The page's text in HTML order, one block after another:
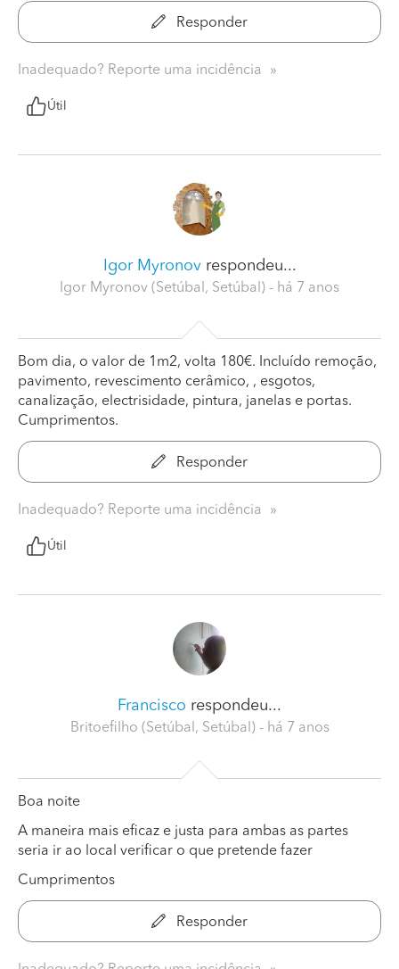
Responder
Inadequado? Reporte uma incidência
Útil
Igor Myronovrespondeu...
Igor Myronov (Setúbal, Setúbal) - há 7 anos
Bom dia, o valor de 1m2, volta 180€. Incluído remoção,
pavimento, revescimento cerâmico, , esgotos,
canalização, electrisidade, pintura, janelas e portas.
Cumprimentos.
Responder
Inadequado? Reporte uma incidência
Útil
Francisco respondeu...
Britoefilho (Setúbal, Setúbal) - há 7 anos
Boa noite
A maneira mais eficaz e justa para ambas as partes
seria ir ao local verificar o que pretende fazer
Cumprimentos
Responder